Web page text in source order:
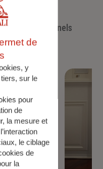
les professionnels
de
y
sur le
pour
de
la mesure et
le ciblage
de
la